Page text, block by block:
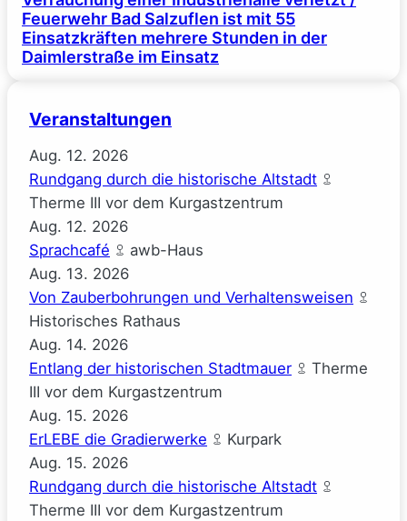
Feuerwehr Bad Salzuflen ist mit 55
Einsatzkräften mehrere Stunden in der
Daimlerstraße im Einsatz
Veranstaltungen
Aug. 12. 2026
Rundgang durch die historische Altstadt
Therme III vor dem Kurgastzentrum
Aug. 12. 2026
Sprachcafé
awb-Haus
Aug. 13. 2026
Von Zauberbohrungen und Verhaltensweisen
Historisches Rathaus
Aug. 14. 2026
Entlang der historischen Stadtmauer
Therme
III vor dem Kurgastzentrum
Aug. 15. 2026
ErLEBE die Gradierwerke
Kurpark
Aug. 15. 2026
Rundgang durch die historische Altstadt
Therme III vor dem Kurgastzentrum